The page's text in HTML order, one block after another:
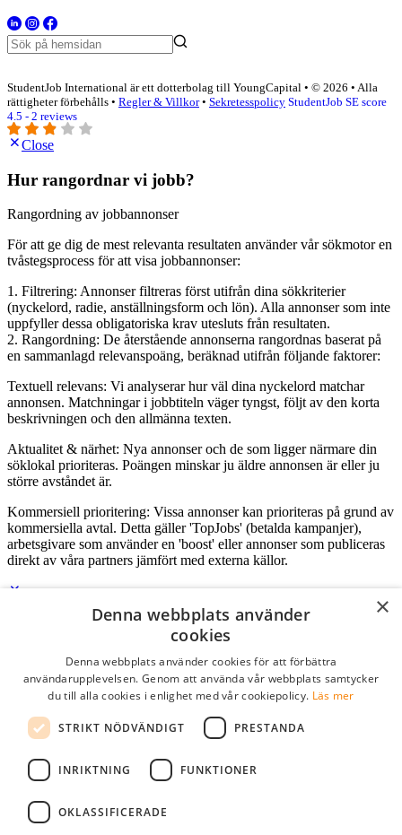
StudentJob International är ett dotterbolag till YoungCapital • © 2026 • Alla
rättigheter förbehålls • Regler & Villkor• Sekretesspolicy StudentJob SE score
4.5 - 2 reviews
Close
Hur rangordnar vi jobb?
Rangordning av jobbannonser
För att ge dig de mest relevanta resultaten använder vår sökmotor en
tvåstegsprocess för att visa jobbannonser:
1. Filtrering: Annonser filtreras först utifrån dina sökkriterier
(nyckelord, radie, anställningsform och lön). Alla annonser som inte
uppfyller dessa obligatoriska krav utesluts från resultaten.
2. Rangordning: De återstående annonserna rangordnas baserat på
en sammanlagd relevanspoäng, beräknad utifrån följande faktorer:
Textuell relevans: Vi analyserar hur väl dina nyckelord matchar
annonsen. Matchningar i jobbtiteln väger tyngst, följt av den korta
beskrivningen och den allmänna texten.
Aktualitet & närhet: Nya annonser och de som ligger närmare din
söklokal prioriteras. Poängen minskar ju äldre annonsen är eller ju
större avståndet är.
Kommersiell prioritering: Vissa annonser kan prioriteras på grund av
kommersiella avtal. Detta gäller 'TopJobs' (betalda kampanjer),
arbetsgivare som använder en 'boost' eller annonser som publiceras
direkt av våra partners jämfört med externa källor.
Lösenord
kom ihåg mig
logga in
Kostnadsfri företagsprofil
×
Denna webbplats använder
cookies
Denna webbplats använder cookies för att förbättra
användarupplevelsen. Genom att använda vår webbplats samtycker
du till alla cookies i enlighet med vår cookiepolicy. Läs mer
STRIKT NÖDVÄNDIGT PRESTANDA
INRIKTNING FUNKTIONER
OKLASSIFICERADE